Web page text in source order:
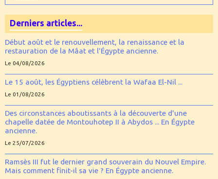
Derniers articles...
Début août et le renouvellement, la renaissance et la
restauration de la Mâat et l'Égypte ancienne.
Le 04/08/2026
Le 15 août, les Égyptiens célèbrent la Wafaa El-Nil ...
Le 01/08/2026
Des circonstances aboutissants à la découverte d'une
chapelle datée de Montouhotep II à Abydos ... En Égypte
ancienne.
Le 25/07/2026
Ramsès III fut le dernier grand souverain du Nouvel Empire.
Mais comment finit-il sa vie ? En Égypte ancienne.